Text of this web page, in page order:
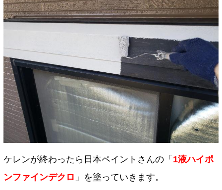
ケレンが終わったら日本ペイントさんの「 1液ハイポ
ンファインデクロ 」を塗っていきます。